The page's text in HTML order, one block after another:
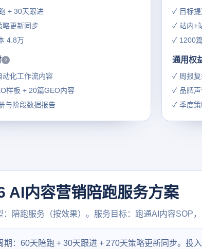
+ 30天跟进
更新同步
4.8万
?
化工作流内容
样板 + 20篇GEO内容
与阶段数据报告
✓ 目标
✓ 站内+
✓ 1200
通用权
✓ 周报复
✓ 品牌
✓ 季度
AI内容营销陪跑服务方案
：陪跑服务（按效果）。服务目标：跑通AI内容SOP
期：60天陪跑 + 30天跟进 + 270天策略更新同步。投